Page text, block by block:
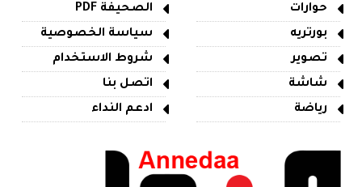
حوارات
بورتريه
تصوير
شاشة
رياضة
الصحيفة PDF
سياسة الخصوصية
شروط الاستخدام
اتصل بنا
ادعم النداء